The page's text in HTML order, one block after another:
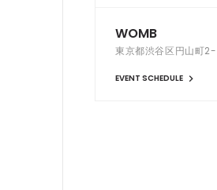
WOMB
東京都渋谷区円山町2-
EVENT SCHEDULE